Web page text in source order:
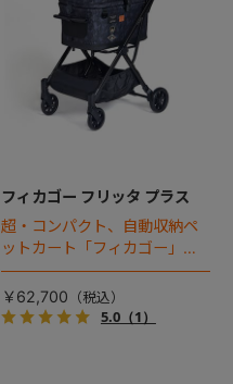
フィカゴー フリッタ プラス
超・コンパクト、自動収納ペ
ットカート「フィカゴー」に
キャビン着脱タイプが新登
場！
￥62,700
5.0（1）